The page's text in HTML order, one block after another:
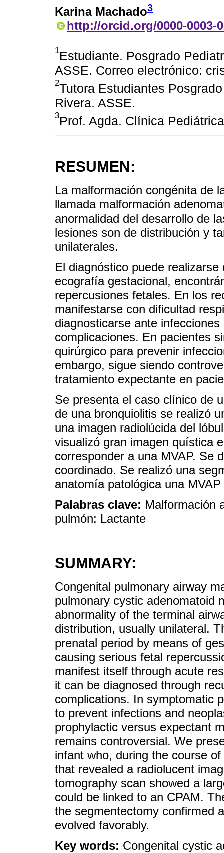
Karina Machado3
http://orcid.org/0000-0003-
1Estudiante. Posgrado
ASSE. Correo electrónico:
2Tutora Estudiantes
Rivera. ASSE.
3Prof. Agda. Clínica
RESUMEN:
La malformación congénita de
llamada malformación
anormalidad del desarrollo de
lesiones son de distribución y
unilaterales.
El diagnóstico puede
ecografía gestacional,
repercusiones fetales. En los
manifestarse con dificultad
diagnosticarse ante
complicaciones. En pacientes
quirúrgico para prevenir
embargo, sigue siendo
tratamiento expectante en
Se presenta el caso clínico de
de una bronquiolitis se realizó
una imagen radiolúcida del
visualizó gran imagen quística
corresponder a una MVAP. Se
coordinado. Se realizó una
anatomía patológica una
Palabras clave: Malformación
pulmón; Lactante
SUMMARY:
Congenital pulmonary airway
pulmonary cystic adenomatoid
abnormality of the terminal
distribution, usually unilateral.
prenatal period by means of
causing serious fetal
manifest itself through acute
it can be diagnosed through
complications. In symptomatic
to prevent infections and
prophylactic versus expectant
remains controversial. We
infant who, during the course
that revealed a radiolucent
tomography scan showed a
could be linked to an CPAM.
the segmentectomy confirmed
evolved favorably.
Key words: Congenital cystic